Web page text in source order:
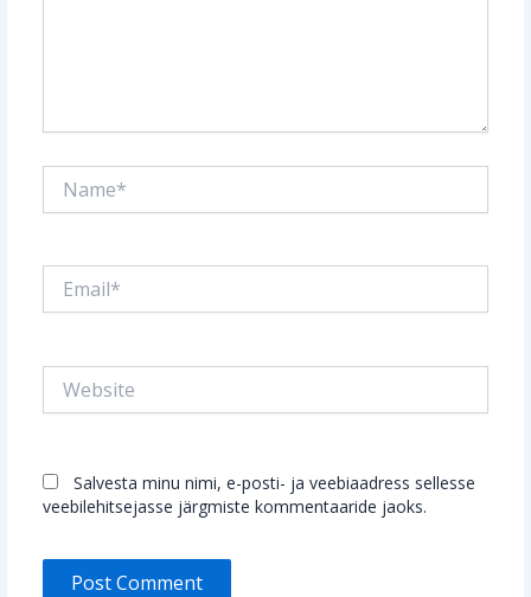
Salvesta minu nimi, e-posti- ja veebiaadress sellesse
veebilehitsejasse järgmiste kommentaaride jaoks.